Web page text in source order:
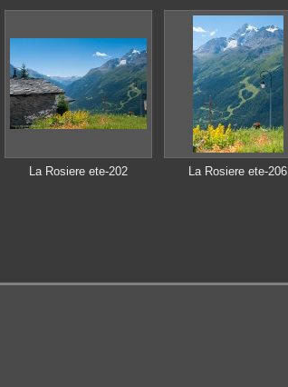
La Rosiere ete-202 La Rosiere ete-206